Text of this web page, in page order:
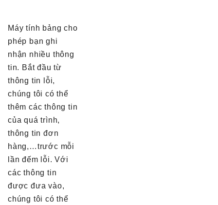
Máy tính bảng cho
phép bạn ghi
nhận nhiều thông
tin. Bắt đầu từ
thông tin lỗi,
chúng tôi có thể
thêm các thông tin
của quá trình,
thông tin đơn
hàng,…trước mỗi
lần đếm lỗi. Với
các thông tin
được đưa vào,
chúng tôi có thể